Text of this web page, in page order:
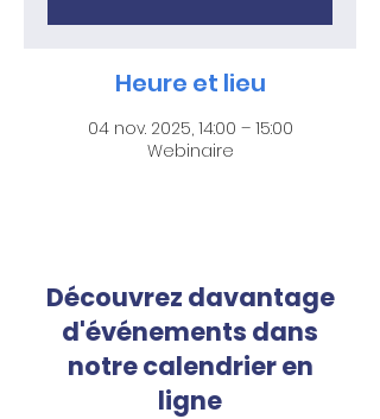
Heure et lieu
04 nov. 2025, 14:00 – 15:00
Webinaire
Découvrez davantage
d'événements dans
notre calendrier en
ligne